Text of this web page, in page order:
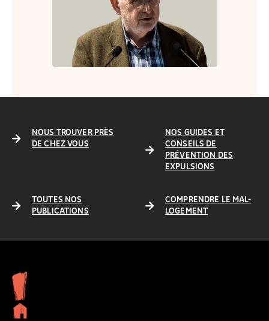
NOUS TROUVER PRÈS
DE CHEZ VOUS
NOS GUIDES ET
CONSEILS DE
PRÉVENTION DES
EXPULSIONS
TOUTES NOS
PUBLICATIONS
COMPRENDRE LE MAL-
LOGEMENT